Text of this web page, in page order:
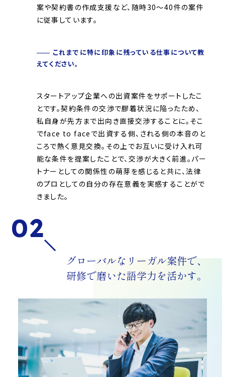
案や契約書の作成支援など、随時30〜40件の案件
に従事しています。
これまでに特に印象に残っている仕事について教
えてください。
スタートアップ企業への出資案件をサポートしたこ
とです。契約条件の交渉で膠着状況に陥ったため、
私自身が先方まで出向き直接交渉することに。そこ
でface to faceで出資する側、される側の本音のと
ころで熱く意見交換。その上でお互いに受け入れ可
能な条件を提案したことで、交渉が大きく前進。パー
トナーとしての関係性の萌芽を感じると共に、法律
のプロとしての自分の存在意義を実感することがで
きました。
02
グローバルなリーガル案件で、
研修で磨いた語学力を活かす。